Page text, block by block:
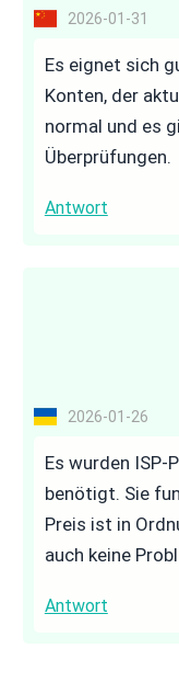
2026-01-31
Es eignet sich
Konten, der
normal und es
Überprüfungen.
Antwort
2026-01-26
Es wurden
benötigt. Sie
Preis ist in
auch keine
Antwort